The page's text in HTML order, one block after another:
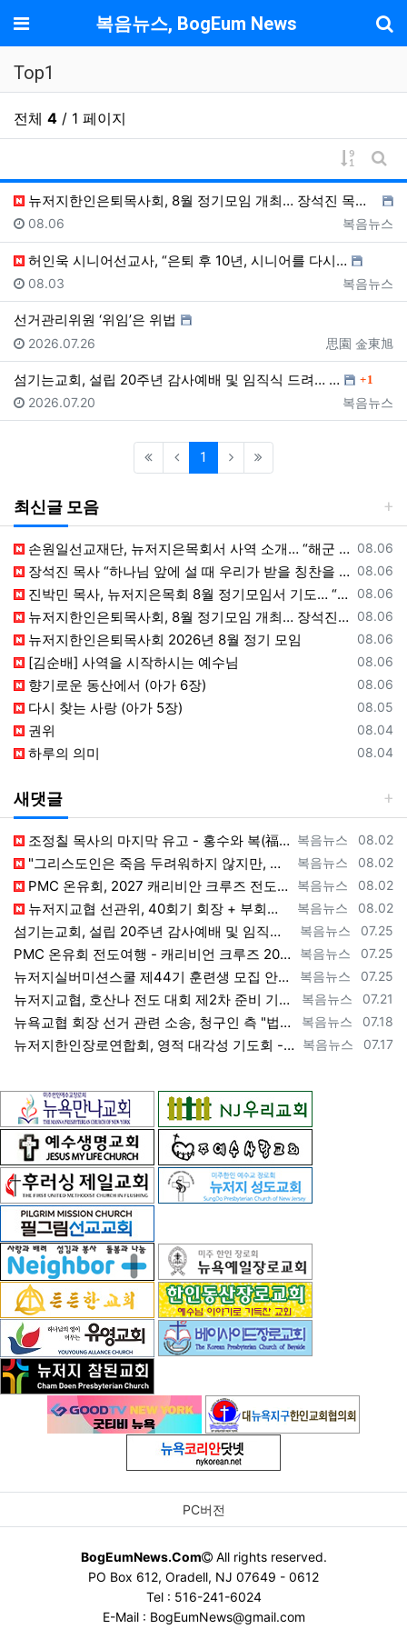
메뉴 복음뉴스, BogEum News
Top1
전체 4 / 1 페이지
게시물
게
뉴저지한인은퇴목사회, 8월 정기모임 개최… 장석진 목사…
등록자
복음뉴스
등록일
08.06
허인욱 시니어선교사, “은퇴 후 10년, 시니어를 다시…
등록자
복음뉴스
등록일
08.03
선거관리위원 ‘위임’은 위법
등록자
思園 金東旭
등록일
2026.07.26
섬기는교회, 설립 20주년 감사예배 및 임직식 드려… … 댓글
1
등록자
복음뉴스
등록일
2026.07.20
1 (current)
최신글 모음
등록일
08.06
손원일선교재단, 뉴저지은목회서 사역 소개… “해군 함정마다 예배 공동체 세우는 일에 기도와 협력을”
등록일
08.06
장석진 목사 “하나님 앞에 설 때 우리가 받을 칭찬을 생각하라”
등록일
08.06
진박민 목사, 뉴저지은목회 8월 정기모임서 기도… “은목회 모든 순서 위에 하나님의 영광 나타나게 하소서”
등록일
08.06
뉴저지한인은퇴목사회, 8월 정기모임 개최… 장석진 목사 “우리가 받을 칭찬은?” 설교
등록일
08.06
뉴저지한인은퇴목사회 2026년 8월 정기 모임
등록일
08.06
[김순배] 사역을 시작하시는 예수님
등록일
08.06
향기로운 동산에서 (아가 6장)
등록일
08.05
다시 찾는 사랑 (아가 5장)
등록일
08.04
권위
등록일
08.04
하루의 의미
새댓글
등록자
복음뉴스 등록일
08.02
조정칠 목사의 마지막 유고 - 홍수와 복(福) 자(字) [2026년 8월 1일 토요일 자 뉴욕일보 기사] ==> https://www.bogeu…
등록자
복음뉴스 등록일
08.02
"그리스도인은 죽음 두려워하지 않지만, 살아 있는 동안 다른 사람의 유익 + 믿음의 진보 위해 살아야" [2026년 7월 31일 금요일 자 뉴욕…
등록자
복음뉴스 등록일
08.02
PMC 온유회, 2027 캐리비안 크루즈 전도여행 참가자 모집 [2026년 7월 31일 금요일 자 뉴욕일보 기사] ==> https://www.…
등록자
복음뉴스 등록일
08.02
뉴저지교협 선관위, 40회기 회장 + 부회장 등록 + 추천 절차 공고 --- 8월 28일 등록 마감, 9월 28일 선거 [2026년 7월 29일…
등록자
복음뉴스 등록일
07.25
섬기는교회, 설립 20주년 감사예배 및 임직식 --- "이제 더 힘차게 창공을 날자" [2026년 7월 25일 토요일 자 뉴욕일보 기사] ==>…
등록자
복음뉴스 등록일
07.25
PMC 온유회 전도여행 - 캐리비언 크루즈 2027 안내 ==> https://www.bogeumnews.com/gnu54/bbs/board.p…
등록자
복음뉴스 등록일
07.25
뉴저지실버미션스쿨 제44기 훈련생 모집 안내 ==> https://www.bogeumnews.com/gnu54/bbs/board.php?bo_t…
등록자
복음뉴스 등록일
07.21
뉴저지교협, 호산나 전도 대회 제2차 준비 기도회 --- "사람이 아니라 하나님께서 일하신다" [2026년 7월 21일 화요일 자 뉴욕일보 기사…
등록자
복음뉴스 등록일
07.18
뉴욕교협 회장 선거 관련 소송, 청구인 측 "법원 조속한 결정과 심리ㅜ 요청" [2026년 7월 18일 토요일 자 뉴욕일보 기사] ==> htt…
등록자
복음뉴스 등록일
07.17
뉴저지한인장로연합회, 영적 대각성 기도회 --- "우리의 기준은 하나님 말씀" [2026년 7월 17일 금요일 자 뉴욕일보 기사] ==> htt…
PC버전
BogEumNews.Com
All rights reserved.
PO Box 612, Oradell, NJ 07649 - 0612
Tel : 516-241-6024
E-Mail : BogEumNews@gmail.com